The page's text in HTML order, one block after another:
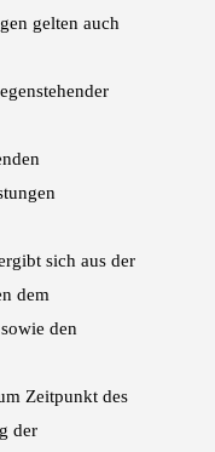
gelten auch
sich aus der
dem
den
Zeitpunkt des
der